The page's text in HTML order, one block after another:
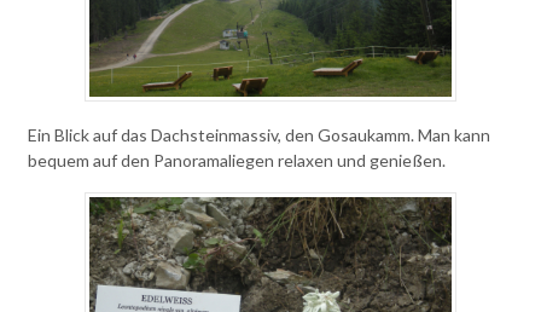
Ein Blick auf das Dachsteinmassiv, den Gosaukamm. Man kann
bequem auf den Panoramaliegen relaxen und genießen.